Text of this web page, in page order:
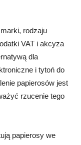
rodzaju
VAT i akcyza
dla
i tytoń do
papierosów jest
rzucenie tego
papierosy we